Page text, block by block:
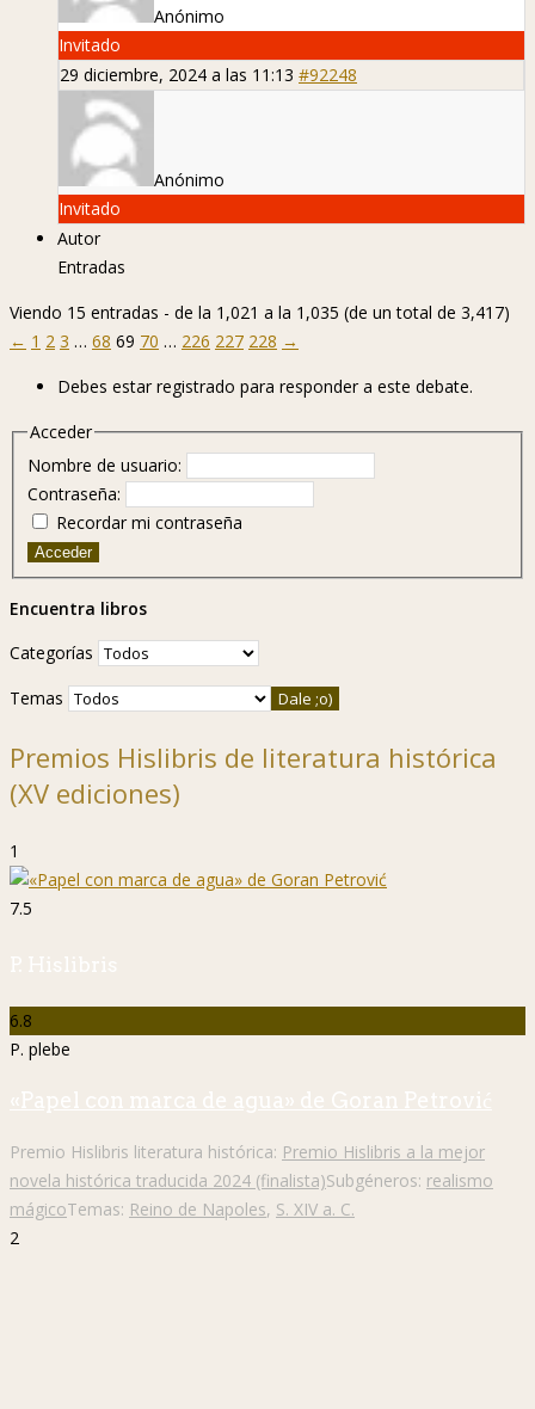
Anónimo
Invitado
29 diciembre, 2024 a las 11:13 #92248
Anónimo
Invitado
Autor
Entradas
Viendo 15 entradas - de la 1,021 a la 1,035 (de un total de 3,417)
← 1 2 3 … 68 69 70 … 226 227 228 →
Debes estar registrado para responder a este debate.
Acceder
Nombre de usuario:
Contraseña:
Recordar mi contraseña
Acceder
Encuentra libros
Categorías
Temas
Premios Hislibris de literatura histórica
(XV ediciones)
1
7.5
P. Hislibris
6.8
P. plebe
«Papel con marca de agua» de Goran Petrović
Premio Hislibris literatura histórica: Premio Hislibris a la mejor
novela histórica traducida 2024 (finalista)Subgéneros: realismo
mágicoTemas: Reino de Napoles, S. XIV a. C.
2